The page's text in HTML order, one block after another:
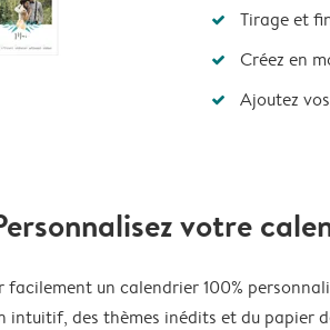
Tirage et
Créez en
Ajoutez
votre
facilement un calendrier 100%
intuitif, des thèmes inédits et du papier